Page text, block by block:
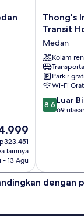
lainnya
- 13 Agu
Thong's
Inn
KNO
Kualanamu
Transit
Hotel
Medan
Thong's
Transit
Medan
Kolam
Parkir
Wi-Fi
8.6
dari
8,6 Luar
69
dengan